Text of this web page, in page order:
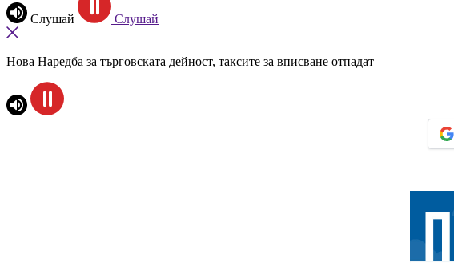
Слушай Слушай
Нова Наредба за търговската дейност, таксите за вписване отпадат